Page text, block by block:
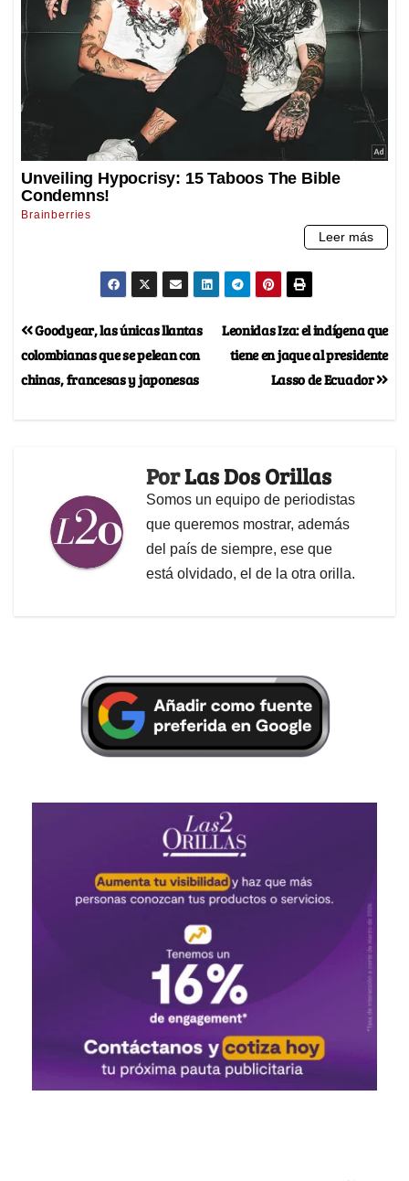
Leonidas Iza: el indígena que
tiene en jaque al presidente
Lasso de Ecuador
Goodyear, las únicas llantas
colombianas que se pelean con
chinas, francesas y japonesas
PorLas Dos Orillas
Somos un equipo de periodistas
que queremos mostrar, además
del país de siempre, ese que
está olvidado, el de la otra orilla.